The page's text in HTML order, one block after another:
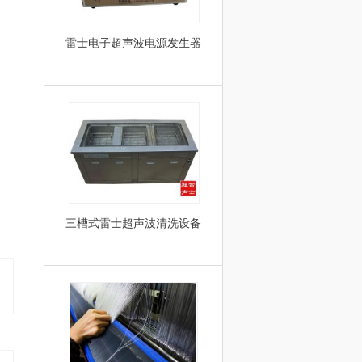
雷士电子超声波电源发生器
三槽式雷士超声波清洗设备